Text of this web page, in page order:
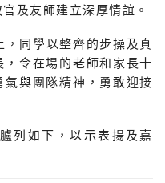
2C 吳致軒
2C 楊浩源
及友師建立深厚情誼。
同學以整齊的步操及真
令在場的老師和家長十
與團隊精神，勇敢迎接
列如下，以示表揚及嘉